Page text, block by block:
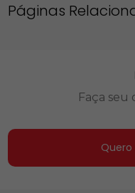
Páginas
Faça seu